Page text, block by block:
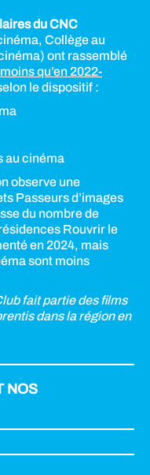
du CNC
Collège au
ont rassemblé
moins qu’en 2022-
le dispositif :
au cinéma
observe une
Passeurs d’images
du nombre de
Rouvrir le
en 2024, mais
sont moins
fait partie des films
dans la région en
NOS
des chiffres que